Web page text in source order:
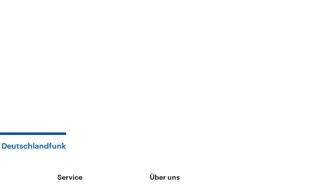
Deutschlandfunk
Service Über uns